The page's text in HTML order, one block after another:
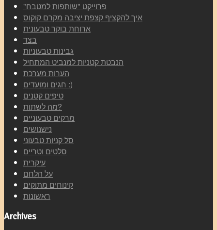
"פרוייקט "שותפות למטבח
איך להקציף קצפת יציבה מקרם קוקוס
ארוחת בוקר טבעונית
בצד
גבינות טבעוניות
הנבטת קטניות למנביט המתחיל
הערות מערכת
חגים ומועדים :)
טיפים קטנים
מה לשתות?
מרקים טבעוניים
נישנושים
סל קניות טבעוני
סלטים וטריים
עיקרית
על הלחם
קינוחים מתוקים
ראשונות
Archives